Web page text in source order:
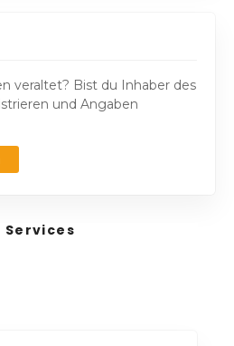
veraltet? Bist du Inhaber des
und Angaben